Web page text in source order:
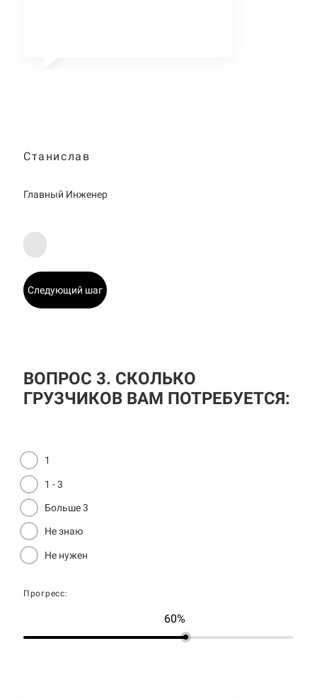
Станислав
Главный Инженер
Следующий шаг
ВОПРОС 3. СКОЛЬКО
ГРУЗЧИКОВ ВАМ ПОТРЕБУЕТСЯ:
1
1 - 3
Больше 3
Не знаю
Не нужен
Прогресс:
60%